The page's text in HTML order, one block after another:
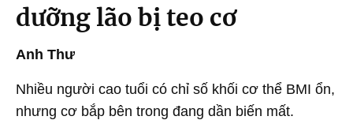
dưỡng lão bị teo cơ
Anh Thư
Nhiều người cao tuổi có chỉ số khối cơ thể BMI ổn,
nhưng cơ bắp bên trong đang dần biến mất.